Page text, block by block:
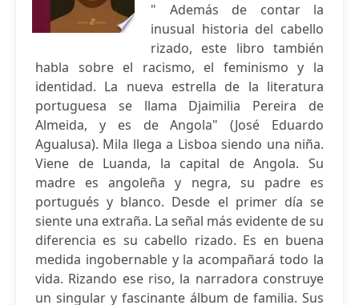
" Además de contar la
inusual historia del cabello
rizado, este libro también
habla sobre el racismo, el feminismo y la
identidad. La nueva estrella de la literatura
portuguesa se llama Djaimilia Pereira de
Almeida, y es de Angola" (José Eduardo
Agualusa). Mila llega a Lisboa siendo una niña.
Viene de Luanda, la capital de Angola. Su
madre es angoleña y negra, su padre es
portugués y blanco. Desde el primer día se
siente una extraña. La señal más evidente de su
diferencia es su cabello rizado. Es en buena
medida ingobernable y la acompañará todo la
vida. Rizando ese riso, la narradora construye
un singular y fascinante álbum de familia. Sus